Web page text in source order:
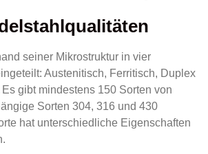
seiner Mikrostruktur in vier
Austenitisch, Ferritisch, Duplex
gibt mindestens 150 Sorten von
Sorten 304, 316 und 430
hat unterschiedliche Eigenschaften